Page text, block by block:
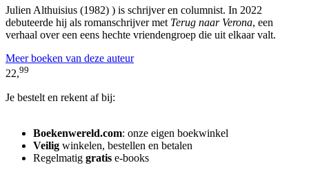
Julien Althuisius (1982) ) is schrijver en columnist. In 2022
debuteerde hij als romanschrijver met Terug naar Verona, een
verhaal over een eens hechte vriendengroep die uit elkaar valt.
Meer boeken van deze auteur
22,99
Je bestelt en rekent af bij:
Boekenwereld.com: onze eigen boekwinkel
Veilig winkelen, bestellen en betalen
Regelmatig gratis e-books